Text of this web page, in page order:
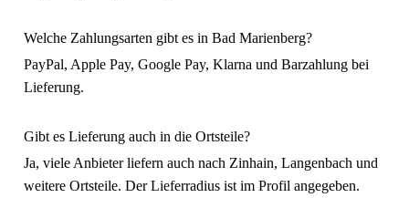
Welche Zahlungsarten gibt es in Bad Marienberg?
PayPal, Apple Pay, Google Pay, Klarna und Barzahlung bei
Lieferung.
Gibt es Lieferung auch in die Ortsteile?
Ja, viele Anbieter liefern auch nach Zinhain, Langenbach und
weitere Ortsteile. Der Lieferradius ist im Profil angegeben.